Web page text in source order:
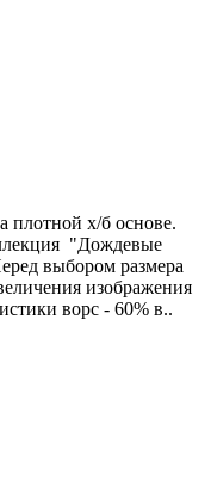
плотной х/б основе.
"Дождевые
выбором размера
изображения
ворс - 60% в..